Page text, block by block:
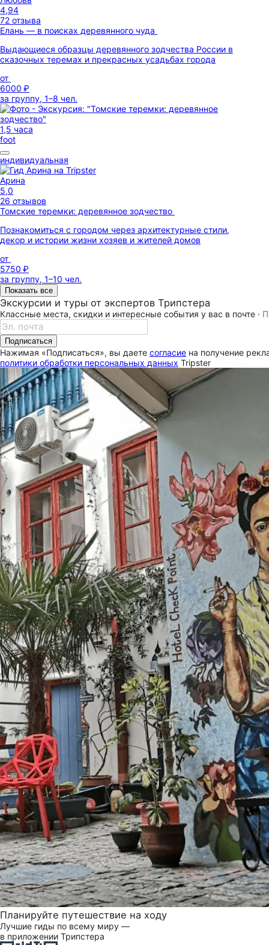
4,94
72 отзыва
Елань — в поисках деревянного чуда
Выдающиеся образцы деревянного зодчества России в
сказочных теремах и прекрасных усадьбах города
от
6000 ₽
за группу, 1–8 чел.
1,5 часа
foot
индивидуальная
Арина
5,0
26 отзывов
Томские теремки: деревянное зодчество
Познакомиться с городом через архитектурные стили,
декор и истории жизни хозяев и жителей домов
от
5750 ₽
за группу, 1–10 чел.
Показать все
Экскурсии и туры от экспертов Трипстера
Классные места, скидки и интересные события у вас в почте ·
Подписаться
Нажимая «Подписаться», вы даете согласие на получение
политики обработки персональных данных Tripster
Планируйте путешествие на ходу
Лучшие гиды по всему миру —
в приложении Трипстера